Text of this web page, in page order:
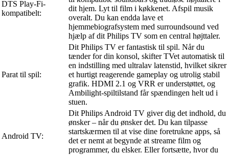
DTS Play-Fi-
kompatibelt:
dit hjem. Lyt til film i køkkenet. Afspil musik
overalt. Du kan endda lave et
hjemmebiografsystem med surroundsound ved
hjælp af dit Philips TV som en central højttaler.
Parat til spil:
Dit Philips TV er fantastisk til spil. Når du
tænder for din konsol, skifter TVet automatisk til
en indstilling med ultralav latenstid, hvilket sikrer
et hurtigt reagerende gameplay og utrolig stabil
grafik. HDMI 2.1 og VRR er understøttet, og
Ambilight-spiltilstand får spændingen helt ud i
stuen.
Android TV:
Dit Philips Android TV giver dig det indhold, du
ønsker – når du ønsker det. Du kan tilpasse
startskærmen til at vise dine foretrukne apps, så
det er nemt at begynde at streame film og
programmer, du elsker. Eller fortsætte, hvor du